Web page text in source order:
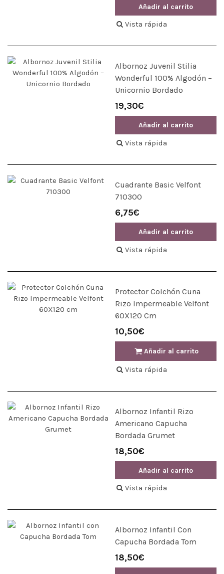
Añadir al carrito
Vista rápida
Albornoz Juvenil Stilia
Wonderful 100% Algodón –
Unicornio Bordado
19,30€
Añadir al carrito
Vista rápida
Cuadrante Basic Velfont
710300
6,75€
Añadir al carrito
Vista rápida
Protector Colchón Cuna
Rizo Impermeable Velfont
60X120 Cm
10,50€
Añadir al carrito
Vista rápida
Albornoz Infantil Rizo
Americano Capucha
Bordada Grumet
18,50€
Añadir al carrito
Vista rápida
Albornoz Infantil Con
Capucha Bordada Tom
18,50€